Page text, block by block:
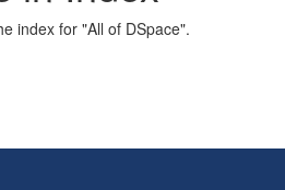
index for "All of DSpace".